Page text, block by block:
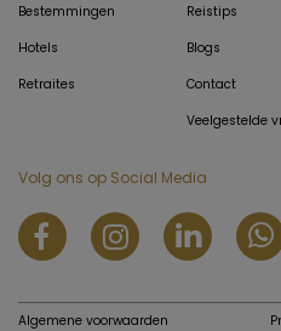
Bestemmingen
Hotels
Retraites
Reistips
Blogs
Contact
Veelgestelde
Volg ons op Social Media
Algemene voorwaarden